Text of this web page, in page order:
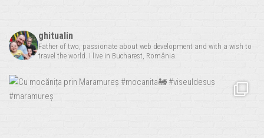
ghitualin
Father of two, passionate about web development and with a wish to
travel the world. I live in Bucharest, România.